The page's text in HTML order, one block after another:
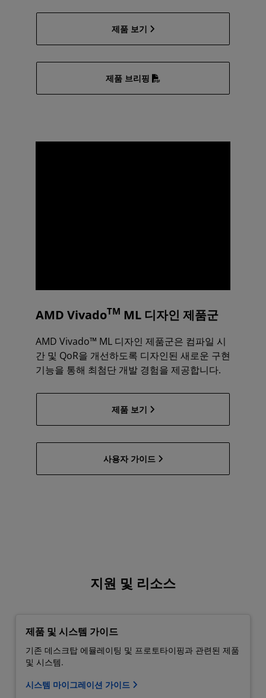
제품 보기
제품 브리핑
AMD VivadoTM ML 디자인 제품군
AMD Vivado™ ML 디자인 제품군은 컴파일 시
간 및 QoR을 개선하도록 디자인된 새로운 구현
기능을 통해 최첨단 개발 경험을 제공합니다.
제품 보기
사용자 가이드
지원 및 리소스
제품 및 시스템 가이드
기존 데스크탑 에뮬레이팅 및 프로토타이핑과 관련된 제품
및 시스템.
시스템 마이그레이션 가이드